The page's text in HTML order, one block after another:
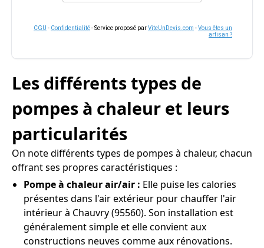
CGU - Confidentialité- Service proposé parViteUnDevis.com -Vous êtes un
artisan ?
Les différents types de
pompes à chaleur et leurs
particularités
On note différents types de pompes à chaleur, chacun
offrant ses propres caractéristiques :
Pompe à chaleur air/air : Elle puise les calories
présentes dans l'air extérieur pour chauffer l'air
intérieur à Chauvry (95560). Son installation est
généralement simple et elle convient aux
constructions neuves comme aux rénovations.